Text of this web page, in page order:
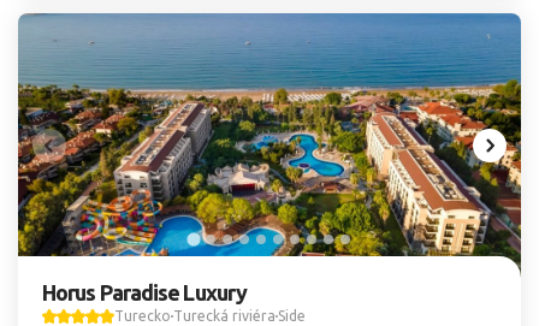
Horus Paradise Luxury
Turecko Turecká riviéra Side